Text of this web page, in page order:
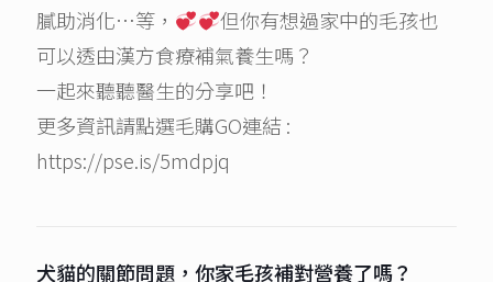
膩助消化…等，
但你有想過家中的毛孩也
可以透由漢方食療補氣養生嗎？
一起來聽聽醫生的分享吧！
更多資訊請點選毛購GO連結 :
https://pse.is/5mdpjq
犬貓的關節問題，你家毛孩補對營養了嗎？